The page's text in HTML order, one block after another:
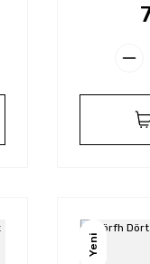
Yeni